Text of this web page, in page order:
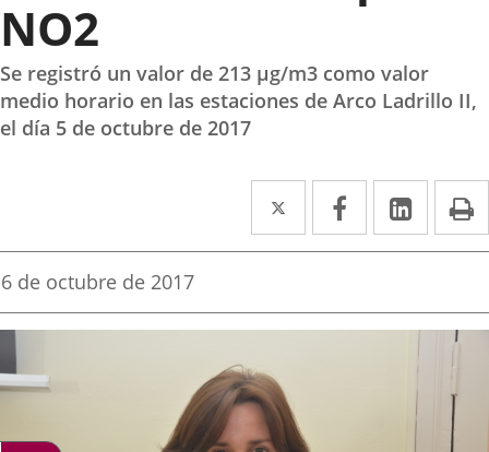
NO2
Se registró un valor de 213 µg/m3 como valor
medio horario en las estaciones de Arco Ladrillo II,
el día 5 de octubre de 2017
Twitter
Enlace
a
aplicación
Facebook
Enlace
a
aplicación
externa.
Enlace
a
Fecha
la
noticia
6 de octubre de 2017